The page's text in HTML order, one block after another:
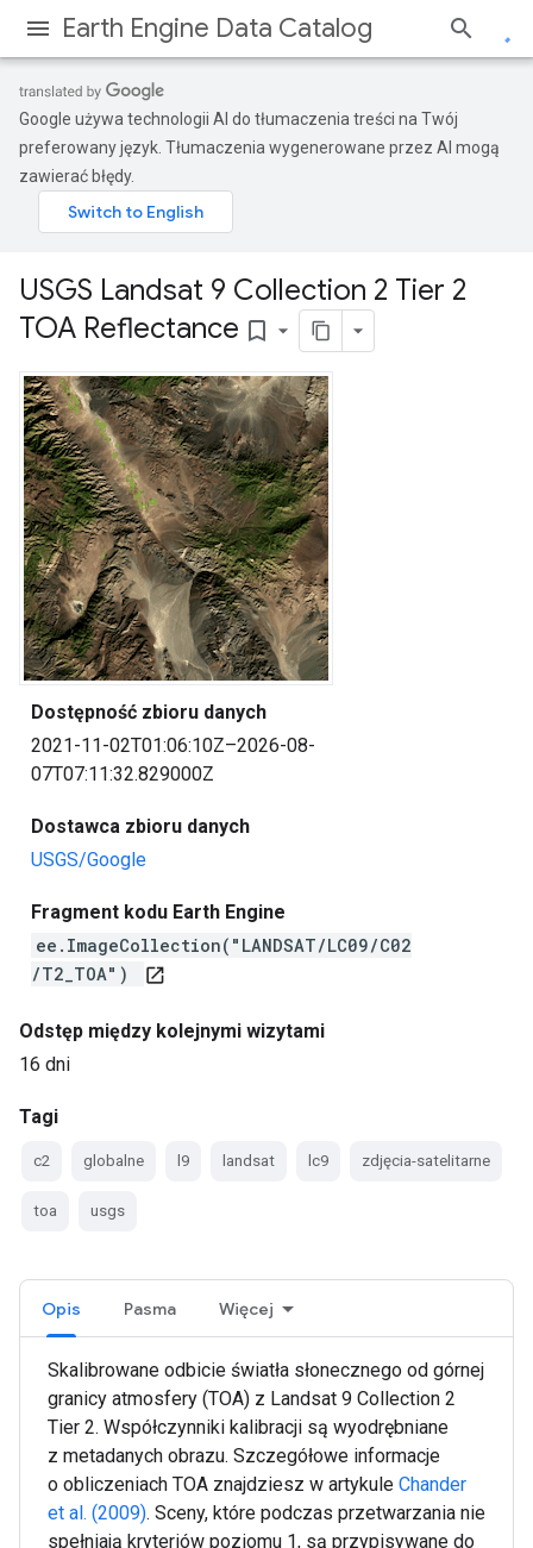
Earth Engine Data Catalog
Google używa technologii AI do tłumaczenia treści na Twój
preferowany język. Tłumaczenia wygenerowane przez AI mogą
zawierać błędy.
USGS Landsat 9 Collection 2 Tier 2
TOA Reflectance bookmark_border
Dostępność zbioru danych
2021-11-02T01:06:10Z–2026-08-
07T07:11:32.829000Z
Dostawca zbioru danych
USGS/Google
Fragment kodu Earth Engine
ee.ImageCollection("LANDSAT/LC09/C02
/T2_TOA")
open_in_new
Odstęp między kolejnymi wizytami
16 dni
Tagi
c2 globalne l9 landsat lc9 zdjęcia-satelitarne
toa usgs
Opis Pasma Więcej
Skalibrowane odbicie światła słonecznego od górnej
granicy atmosfery (TOA) z Landsat 9 Collection 2
Tier 2. Współczynniki kalibracji są wyodrębniane
z metadanych obrazu. Szczegółowe informacje
o obliczeniach TOA znajdziesz w artykule Chander
et al. (2009). Sceny, które podczas przetwarzania nie
spełniają kryteriów poziomu 1, są przypisywane do